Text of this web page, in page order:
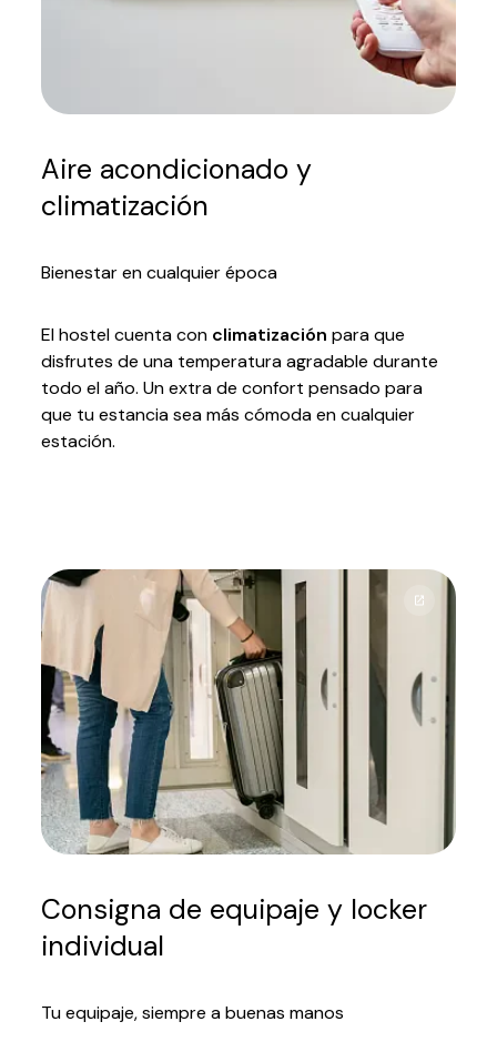
Aire acondicionado y
climatización
Bienestar en cualquier época
El hostel cuenta con climatización para que
disfrutes de una temperatura agradable durante
todo el año. Un extra de confort pensado para
que tu estancia sea más cómoda en cualquier
estación.
Consigna de equipaje y locker
individual
Tu equipaje, siempre a buenas manos